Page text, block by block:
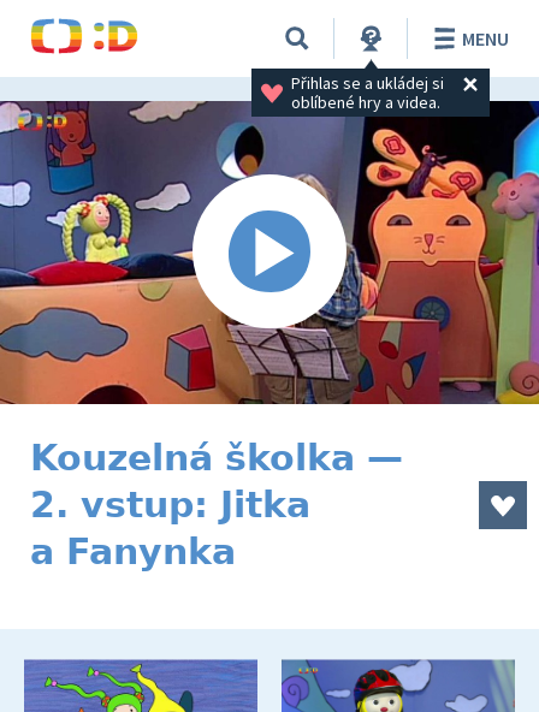
Přihlas se a ukládej si
oblíbené hry a videa.
MENU
Kouzelná školka —
2. vstup: Jitka
a Fanynka